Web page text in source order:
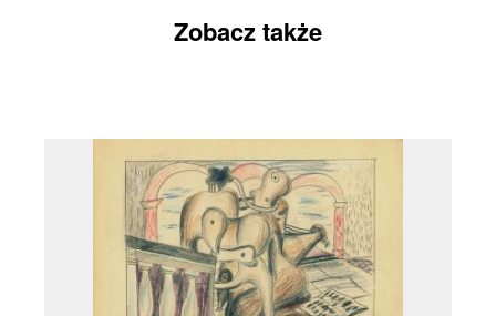
Zobacz także